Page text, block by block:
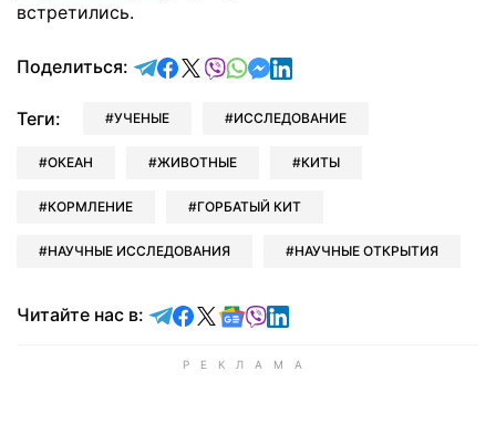
встретились.
Поделиться: отправить в Telegram
поделиться в Facebook
поделиться в X
отправить в Viber
отправить в Whatsapp
отправить в Messenger
отправить в LinkedIn
Теги: УЧЕНЫЕ ИССЛЕДОВАНИЕ
ОКЕАН ЖИВОТНЫЕ КИТЫ
КОРМЛЕНИЕ ГОРБАТЫЙ КИТ
НАУЧНЫЕ ИССЛЕДОВАНИЯ НАУЧНЫЕ ОТКРЫТИЯ
Читайте нас в: Читайте в Telegram
Читайте в Facebook
Читайте в X
Читайте в Google news
Читайте в Viber
Читайте в LinkedIn